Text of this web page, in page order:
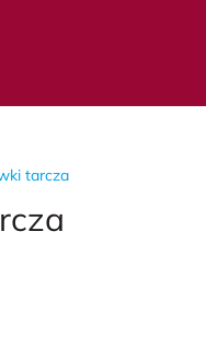
tarcza